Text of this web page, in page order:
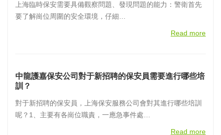
上海臨時保安需要具備觀察問題、發現問題的能力：警衛首先
要了解崗位周圍的安全環境，仔細…
Read more
中龍護嘉保安公司對于新招聘的保安員需要進行哪些培
訓？
對于新招聘的保安員，上海保安服務公司會對其進行哪些培訓
呢？1、主要有各崗位職責，一應急事件處…
Read more